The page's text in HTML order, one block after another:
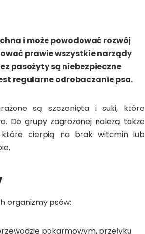
i może powodować rozwój
prawie wszystkie narządy
pasożyty są niebezpieczne
regularne odrobaczanie psa.
są szczenięta i suki, które
Do grupy zagrożonej należą także
które cierpią na brak witamin lub
organizmy psów:
pokarmowym, przełyku